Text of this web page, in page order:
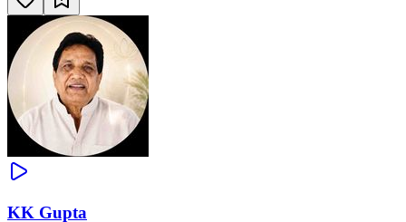
KK Gupta